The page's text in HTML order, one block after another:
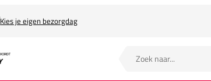
Kies je eigen bezorgdag